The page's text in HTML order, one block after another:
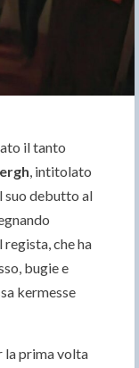
il tanto
, intitolato
suo debutto al
che ha
bugie e
kermesse
la prima volta